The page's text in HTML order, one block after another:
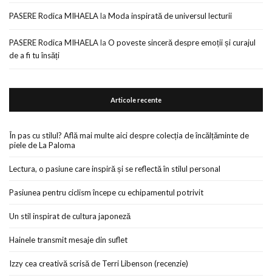
PASERE Rodica MIHAELAla Moda inspirată de universul lecturii
PASERE Rodica MIHAELAla O poveste sinceră despre emoții și curajul
de a fi tu însăți
Articole recente
În pas cu stilul? Află mai multe aici despre colecția de încălțăminte de
piele de La Paloma
Lectura, o pasiune care inspiră și se reflectă în stilul personal
Pasiunea pentru ciclism începe cu echipamentul potrivit
Un stil inspirat de cultura japoneză
Hainele transmit mesaje din suflet
Izzy cea creativă scrisă de Terri Libenson (recenzie)